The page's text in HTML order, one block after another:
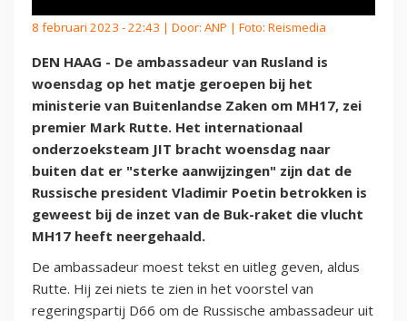
8 februari 2023 - 22:43 | Door: ANP | Foto: Reismedia
DEN HAAG - De ambassadeur van Rusland is
woensdag op het matje geroepen bij het
ministerie van Buitenlandse Zaken om MH17, zei
premier Mark Rutte. Het internationaal
onderzoeksteam JIT bracht woensdag naar
buiten dat er "sterke aanwijzingen" zijn dat de
Russische president Vladimir Poetin betrokken is
geweest bij de inzet van de Buk-raket die vlucht
MH17 heeft neergehaald.
De ambassadeur moest tekst en uitleg geven, aldus
Rutte. Hij zei niets te zien in het voorstel van
regeringspartij D66 om de Russische ambassadeur uit